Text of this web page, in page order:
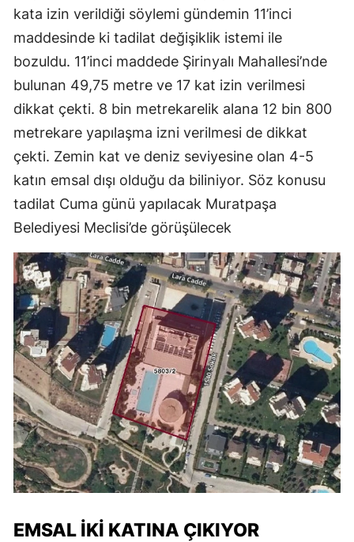
kata izin verildiği söylemi gündemin 11’inci
maddesinde ki tadilat değişiklik istemi ile
bozuldu. 11’inci maddede Şirinyalı Mahallesi’nde
bulunan 49,75 metre ve 17 kat izin verilmesi
dikkat çekti. 8 bin metrekarelik alana 12 bin 800
metrekare yapılaşma izni verilmesi de dikkat
çekti. Zemin kat ve deniz seviyesine olan 4-5
katın emsal dışı olduğu da biliniyor. Söz konusu
tadilat Cuma günü yapılacak Muratpaşa
Belediyesi Meclisi’de görüşülecek
EMSAL İKİ KATINA ÇIKIYOR